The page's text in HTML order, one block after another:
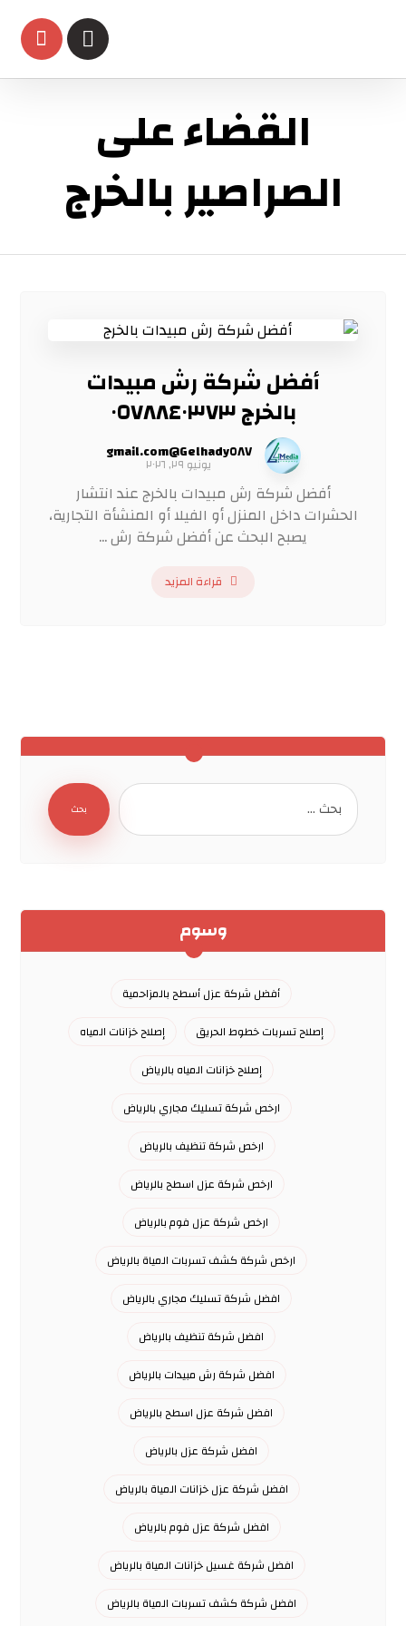
القضاء على
الصراصير بالخرج
أفضل شركة رش مبيدات
بالخرج ٠٥٧٨٨٤٠٣٧٣
Gelhady٥٨٧@gmail.com
يونيو ٢٩, ٢٠٢٦
أفضل شركة رش مبيدات بالخرج عند انتشار
الحشرات داخل المنزل أو الفيلا أو المنشأة التجارية،
يصبح البحث عن أفضل شركة رش ...
قراءة المزيد
بحث
وسوم
أفضل شركة عزل أسطح بالمزاحمية
إصلاح تسربات خطوط الحريق
إصلاح خزانات المياه
إصلاح خزانات المياه بالرياض
ارخص شركة تسليك مجاري بالرياض
ارخص شركة تنظيف بالرياض
ارخص شركة عزل اسطح بالرياض
ارخص شركة عزل فوم بالرياض
ارخص شركة كشف تسربات المياة بالرياض
افضل شركة تسليك مجاري بالرياض
افضل شركة تنظيف بالرياض
افضل شركة رش مبيدات بالرياض
افضل شركة عزل اسطح بالرياض
افضل شركة عزل بالرياض
افضل شركة عزل خزانات المياة بالرياض
افضل شركة عزل فوم بالرياض
افضل شركة غسيل خزانات المياة بالرياض
افضل شركة كشف تسربات المياة بالرياض